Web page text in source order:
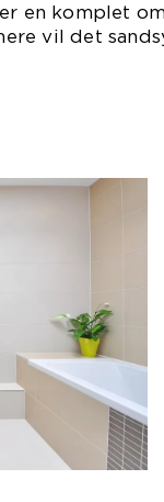
en komplet
vil det